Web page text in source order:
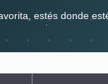
estés donde